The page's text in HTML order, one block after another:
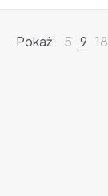
Pokaż: 5 9 18